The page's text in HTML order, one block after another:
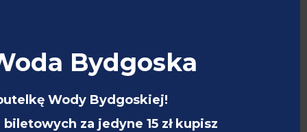
Bydgoska
Wody Bydgoskiej!
za jedyne 15 zł kupisz